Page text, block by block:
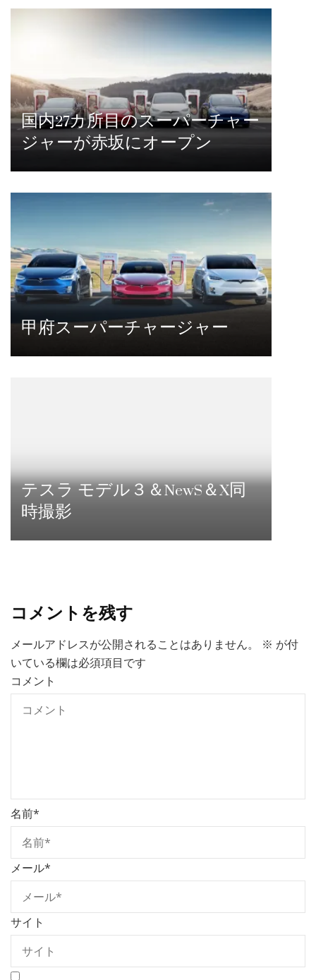
ン
国内27カ所目のスーパーチャー
ジャーが赤坂にオープン
甲府スーパーチャージャー
テスラ モデル３＆NewS＆X同
時撮影
コメントを残す
メールアドレスが公開されることはありません。 ※ が付
いている欄は必須項目です
コメント
名前*
メール*
サイト